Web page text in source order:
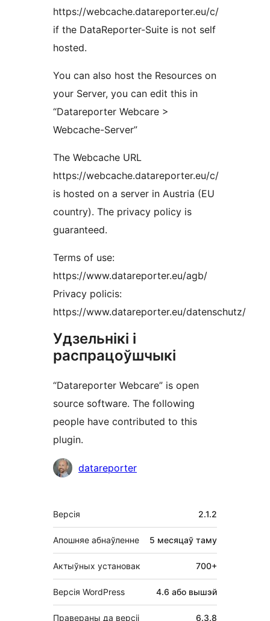
https://webcache.datareporter.eu/c/
if the DataReporter-Suite is not self
hosted.
You can also host the Resources on
your Server, you can edit this in
“Datareporter Webcare >
Webcache-Server”
The Webcache URL
https://webcache.datareporter.eu/c/
is hosted on a server in Austria (EU
country). The privacy policy is
guaranteed.
Terms of use:
https://www.datareporter.eu/agb/
Privacy policis:
https://www.datareporter.eu/datenschutz/
Удзельнікі і
распрацоўшчыкі
“Datareporter Webcare” is open
source software. The following
people have contributed to this
plugin.
Удзельнікіdatareporter
Мета
Версія 2.1.2
Апошняе абнаўленне 5 месяцаў таму
Актыўных установак 700+
Версія WordPress 4.6 або вышэй
Правераны да версіі 6.3.8